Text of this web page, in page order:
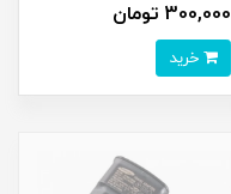
300,000 تومان